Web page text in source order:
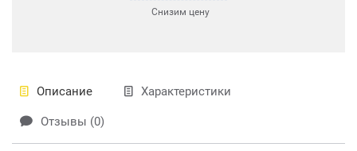
Снизим цену
Описание Характеристики
Отзывы (0)